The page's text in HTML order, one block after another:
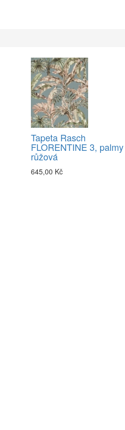
Tapeta Rasch
FLORENTINE 3, palmy
růžová
645,00 Kč